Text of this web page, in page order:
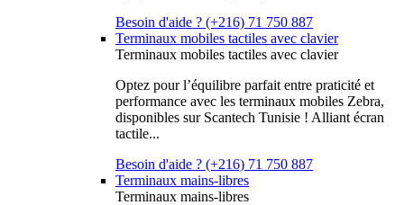
Besoin d'aide ? (+216) 71 750 887
Terminaux mobiles tactiles avec clavier
Terminaux mobiles tactiles avec clavier
Optez pour l’équilibre parfait entre praticité et
performance avec les terminaux mobiles Zebra,
disponibles sur Scantech Tunisie ! Alliant écran
tactile...
Besoin d'aide ? (+216) 71 750 887
Terminaux mains-libres
Terminaux mains-libres